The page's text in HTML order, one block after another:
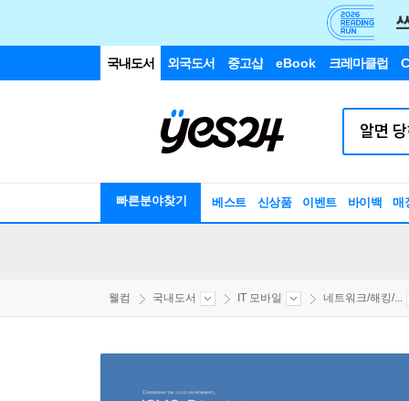
국내도서 외국도서 중고샵 eBook 크레마클럽
빠른분야찾기 베스트 신상품 이벤트 바이백 매
웰컴 국내도서 IT 모바일 네트워크/해킹/...